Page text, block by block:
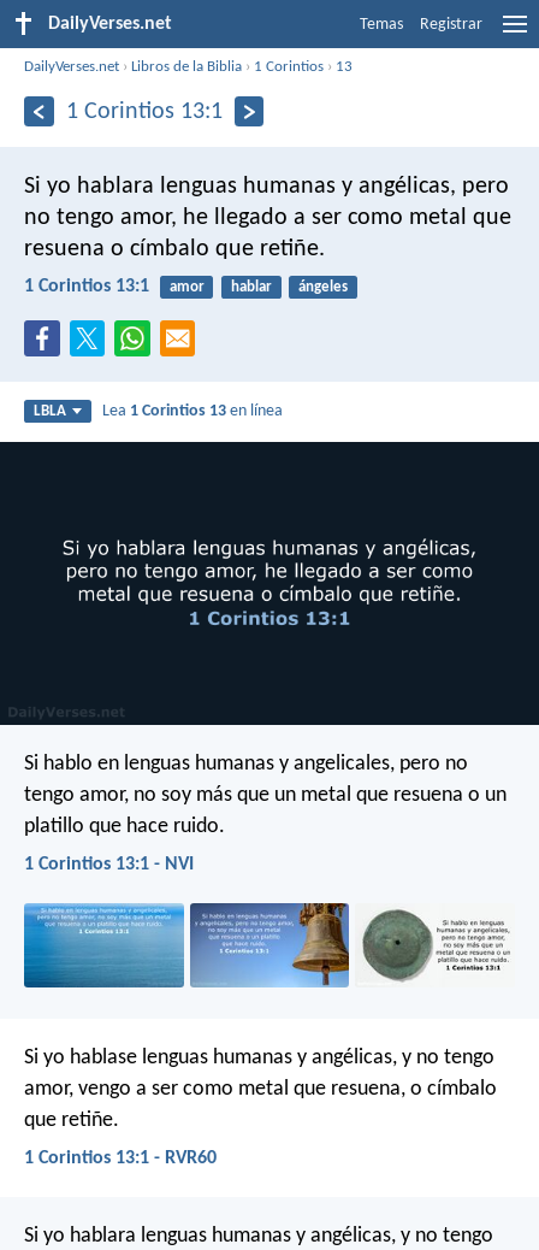
DailyVerses.net Temas Registrar
DailyVerses.net ›Libros de la Biblia › 1 Corintios › 13
1 Corintios 13:1
Si yo hablara lenguas humanas y angélicas, pero
no tengo amor, he llegado a ser como metal que
resuena o címbalo que retiñe.
1 Corintios 13:1 amor hablar ángeles
LBLA Lea 1 Corintios 13 en línea
Si hablo en lenguas humanas y angelicales, pero no
tengo amor, no soy más que un metal que resuena o un
platillo que hace ruido.
1 Corintios 13:1 - NVI
Si yo hablase lenguas humanas y angélicas, y no tengo
amor, vengo a ser como metal que resuena, o címbalo
que retiñe.
1 Corintios 13:1 - RVR60
Si yo hablara lenguas humanas y angélicas, y no tengo